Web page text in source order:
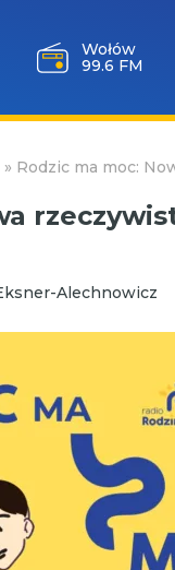
Wołów
99.6 FM
» Rodzic ma moc:
Alechnowicz